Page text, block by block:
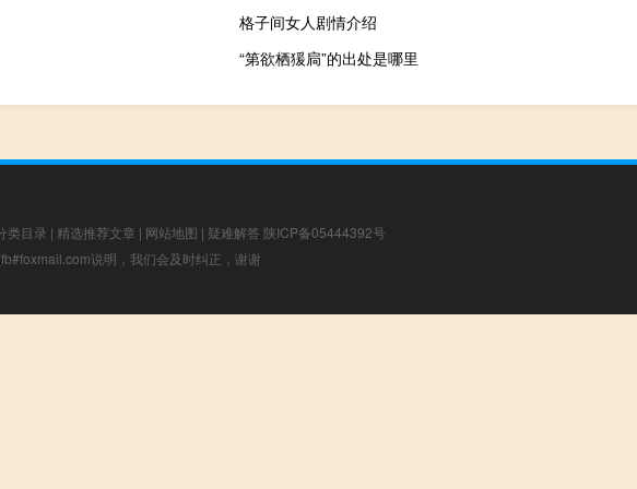
格子间女人剧情介绍
“第欲栖猨扃”的出处是哪里
类目录 | 精选推荐文章 | 网站地图 | 疑难解答 陕ICP备05444392号
说明，我们会及时纠正，谢谢